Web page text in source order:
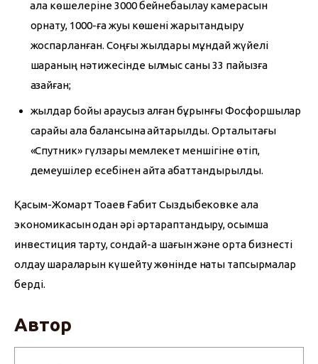
қала көшелеріне 3000 бейнебақылау камерасын
орнату, 1000-ға жуық көшені жарықтандыру
жоспарланған. Соңғы жылдары мұндай жүйелі
шараның нәтижесінде қылмыс саны 33 пайызға
азайған;
жылдар бойы қараусыз қалған бұрынғы Фосфоршылар
сарайы қала балансына қайтарылды. Орталықтағы
«Спутник» гүлзары мемлекет меншігіне өтіп,
демеушілер есебінен қайта абаттандырылды.
Қасым-Жомарт Тоқаев Ғабит Сыздықбековке қала
экономикасын одан әрі әртараптандыру, қосымша
инвестиция тарту, сондай-ақ шағын және орта бизнесті
қолдау шараларын күшейту жөнінде нақты тапсырмалар
берді.
Автор